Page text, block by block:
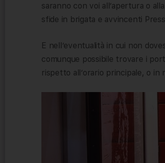
saranno con voi all’apertura o
sfide in brigata e avvincenti
E nell’eventualità in cui non
comunque possibile trovare i
rispetto all’orario principale, o in